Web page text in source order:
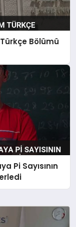
Bölümü
Pi Sayısının